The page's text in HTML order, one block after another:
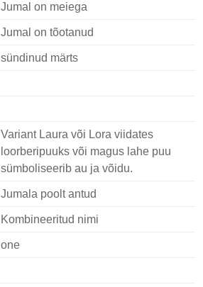
Jumal on meiega
Jumal on tõotanud
sündinud märts
Variant Laura või Lora viidates
loorberipuuks või magus lahe puu
sümboliseerib au ja võidu.
Jumala poolt antud
Kombineeritud nimi
one